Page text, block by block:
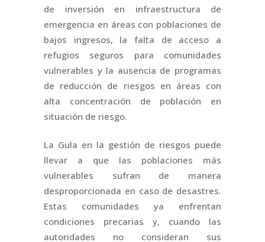
de inversión en infraestructura de
emergencia en áreas con poblaciones de
bajos ingresos, la falta de acceso a
refugios seguros para comunidades
vulnerables y la ausencia de programas
de reducción de riesgos en áreas con
alta concentración de población en
situación de riesgo.
La Gula en la gestión de riesgos puede
llevar a que las poblaciones más
vulnerables sufran de manera
desproporcionada en caso de desastres.
Estas comunidades ya enfrentan
condiciones precarias y, cuando las
autoridades no consideran sus